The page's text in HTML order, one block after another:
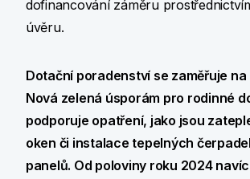
dofinancování záměru
úvěru.
Dotační poradenství se zaměřuje
Nová zelená úsporám pro rodinné
podporuje opatření, jako jsou
oken či instalace tepelných
panelů. Od poloviny roku 2024